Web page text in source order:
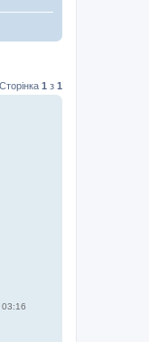
1 з 1
03:16